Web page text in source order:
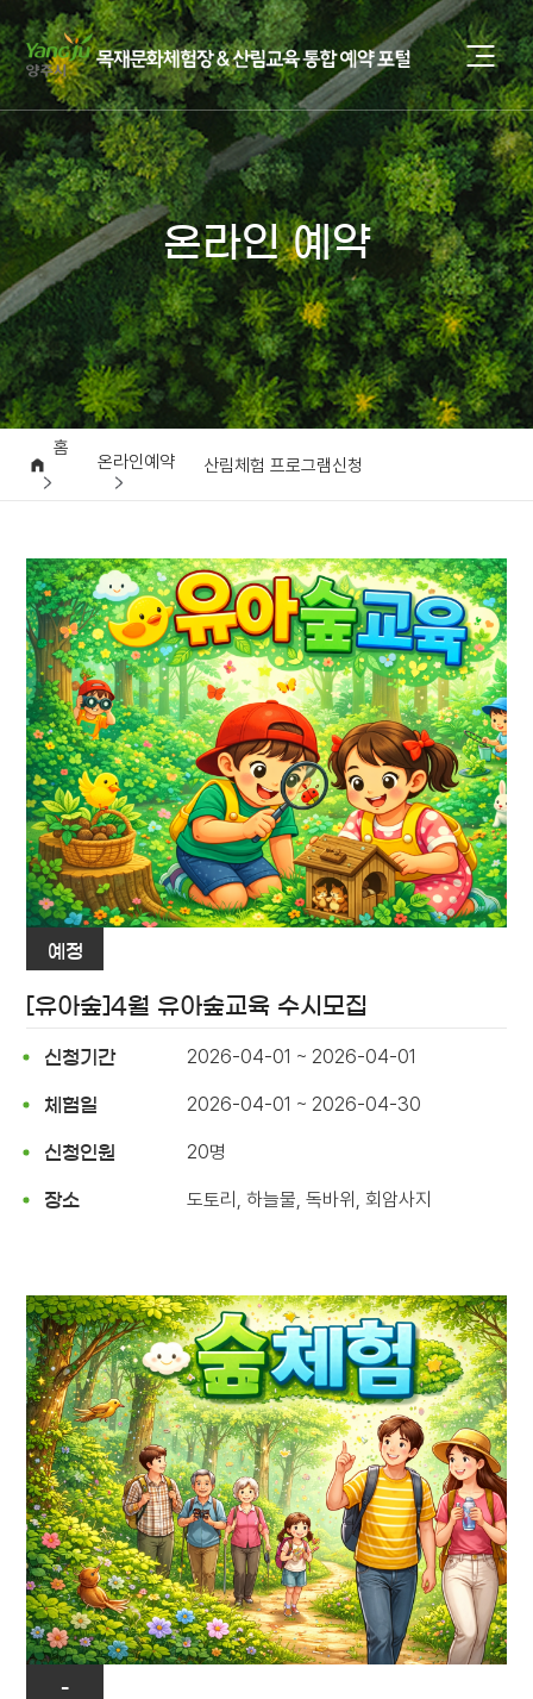
온라인 예약
홈
온라인예약 산림체험 프로그램신청
예정
[유아숲]4월 유아숲교육 수시모집
신청기간 2026-04-01 ~ 2026-04-01
체험일 2026-04-01 ~ 2026-04-30
신청인원 20명
장소 도토리, 하늘물, 독바위, 회암사지
-